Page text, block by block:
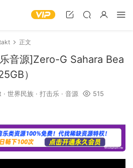
正文
音源]Zero-G Sahara Bea
）
· 世界民族 · 打击乐 · 音源
515